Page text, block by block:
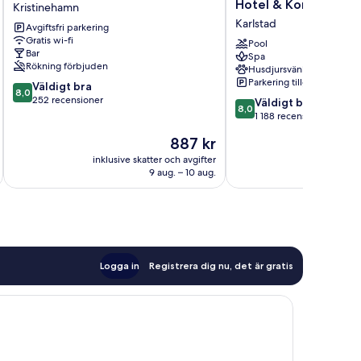
Kristinehamn
Kristinehamn
Avgiftsfri parkering
Gratis wi-fi
Bar
Rökning förbjuden
8.0
av
8,0 Väldigt bra
252 recensioner
Priset
är
887 kr
887 kr
inklusive skatter och avgifter
9 aug. – 10 aug.
Fröding
Hotel
&
Konferens
Karlstad
Hotel & Konferens
Karlstad
Pool
Spa
Husdjursvänligt
Parkering tillgänglig
8.0
av
8,0 Väldigt bra
1 188 recensioner
Logga in Registrera dig nu, det är gratis